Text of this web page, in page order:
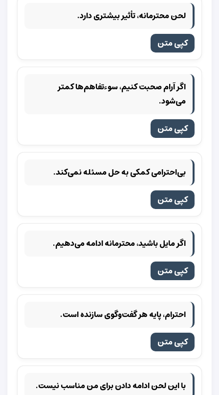
لحن محترمانه، تأثیر بیشتری دارد.
کپی متن
اگر آرام صحبت کنیم، سوءتفاهم‌ها کمتر
می‌شود.
کپی متن
بی‌احترامی کمکی به حل مسئله نمی‌کند.
کپی متن
اگر مایل باشید، محترمانه ادامه می‌دهیم.
کپی متن
احترام، پایه هر گفت‌وگوی سازنده است.
کپی متن
با این لحن ادامه دادن برای من مناسب نیست.